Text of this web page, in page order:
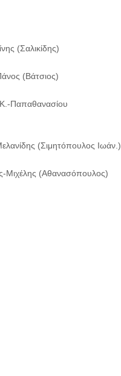
(Σαλικίδης)
(Βάτσιος)
Παπαθανασίου
(Σιμητόπουλος Ιωάν.)
Μιχέλης (Αθανασόπουλος)